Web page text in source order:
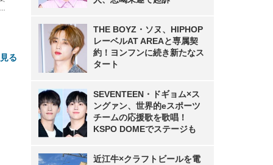
る
THE BOYZ・ソヌ、HIPHOP
レーベルAT AREAと専属契
約！ヨンフンに続き新たなス
タート
SEVENTEEN・ドギョム×ス
ングァン、世界的eスポーツ
チームの応援歌を歌唱！
KSPO DOMEでステージも
近江牛×クラフトビールを電